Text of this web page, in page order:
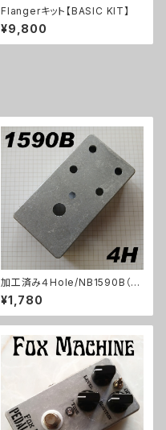
Flangerキット【BASIC KIT】
¥9,800
加工済み４Hole/NB1590B（11
2x61x32mm）アルミダイキャス
トケース
¥1,780